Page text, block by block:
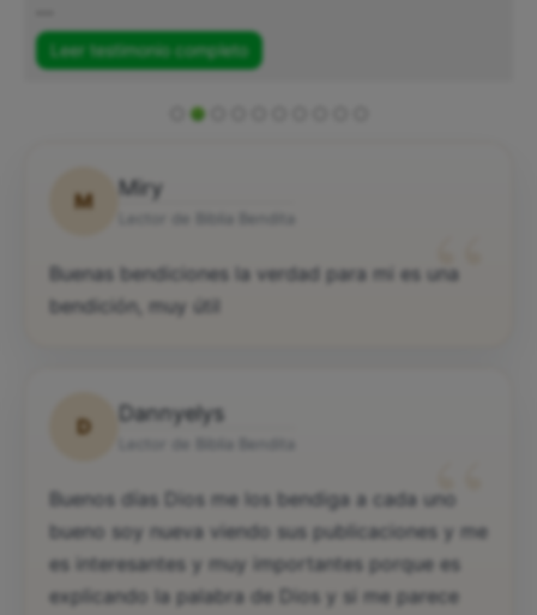
Leer testimonio completo
M
Miry
“
Buenas bendiciones la verdad para mi es una
bendición, muy útil
D
Dannyelys
“
Buenos días Dios me los bendiga a cada uno
bueno soy nueva viendo sus publicaciones y me
es interesantes y muy importantes porque es
explicando la palabra de Dios y si me parece